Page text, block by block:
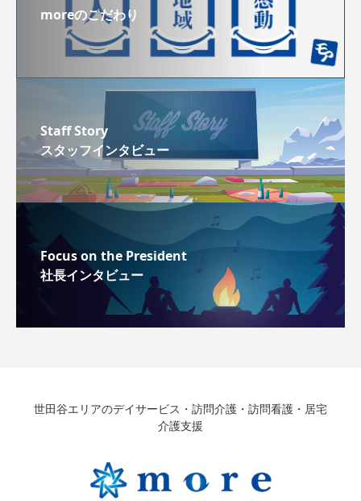
moreのこだわり
Staff Story
スタッフインタビュー
Focus on the President
社長インタビュー
世田谷エリアのデイサービス・訪問介護・訪問看護・居宅
介護支援